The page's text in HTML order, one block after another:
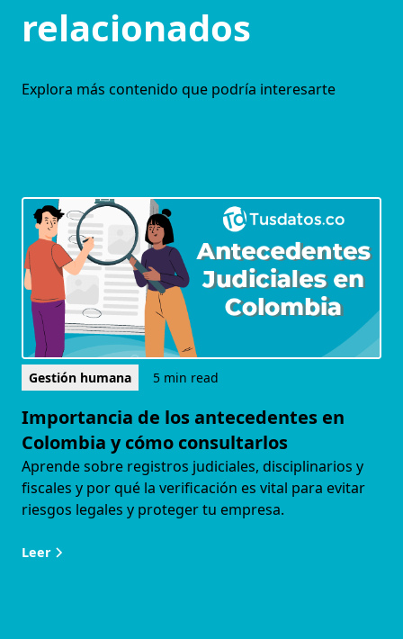
relacionados
Explora más contenido que podría interesarte
Gestión humana 5 min read
Importancia de los antecedentes en
Colombia y cómo consultarlos
Aprende sobre registros judiciales, disciplinarios y
fiscales y por qué la verificación es vital para evitar
riesgos legales y proteger tu empresa.
Leer